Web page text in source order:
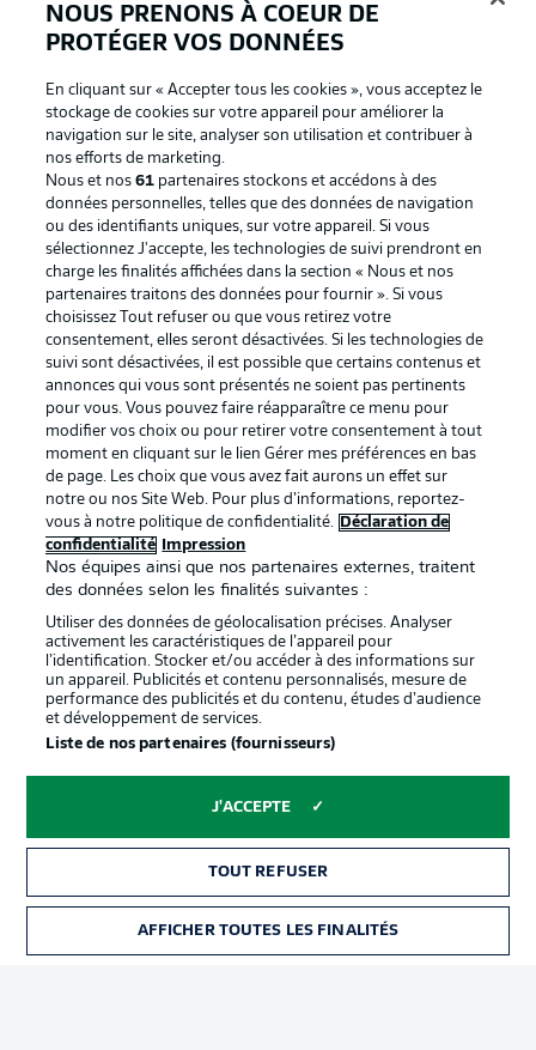
Proposé par
La publicité Conditions d’utilisation des
services
Mentions Légales Gérer mes préférences
confidentialité
Travaux Contact
Impression Joueurs
© 2026 Bundesliga-Gruppe GmbH
Choisissez votre langue
Français
NOUS PRENONS À COEUR DE
PROTÉGER VOS DONNÉES
En cliquant sur « Accepter tous les cookies », vous acceptez le
stockage de cookies sur votre appareil pour améliorer la
navigation sur le site, analyser son utilisation et contribuer à
nos efforts de marketing.
Nous et nos61 partenaires stockons et accédons à des
données personnelles, telles que des données de navigation
ou des identifiants uniques, sur votre appareil. Si vous
sélectionnez J'accepte, les technologies de suivi prendront en
charge les finalités affichées dans la section « Nous et nos
partenaires traitons des données pour fournir ». Si vous
choisissez Tout refuser ou que vous retirez votre
consentement, elles seront désactivées. Si les technologies de
suivi sont désactivées, il est possible que certains contenus et
annonces qui vous sont présentés ne soient pas pertinents
pour vous. Vous pouvez faire réapparaître ce menu pour
modifier vos choix ou pour retirer votre consentement à tout
moment en cliquant sur le lien Gérer mes préférences en bas
de page. Les choix que vous avez fait aurons un effet sur
notre ou nos Site Web. Pour plus d’informations, reportez-
vous à notre politique de confidentialité.
Déclaration de
confidentialité
Impression
Nos équipes ainsi que nos partenaires externes, traitent
des données selon les finalités suivantes :
Utiliser des données de géolocalisation précises. Analyser
activement les caractéristiques de l’appareil pour
l’identification. Stocker et/ou accéder à des informations sur
un appareil. Publicités et contenu personnalisés, mesure de
performance des publicités et du contenu, études d’audience
et développement de services.
Liste de nos partenaires (fournisseurs)
J'ACCEPTE
TOUT REFUSER
AFFICHER TOUTES LES FINALITÉS